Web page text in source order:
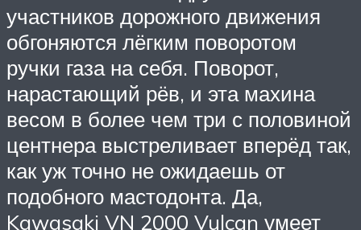
участников дорожного движения
обгоняются лёгким поворотом
ручки газа на себя. Поворот,
нарастающий рёв, и эта махина
весом в более чем три с половиной
центнера выстреливает вперёд так,
как уж точно не ожидаешь от
подобного мастодонта. Да,
Kawasaki VN 2000 Vulcan умеет